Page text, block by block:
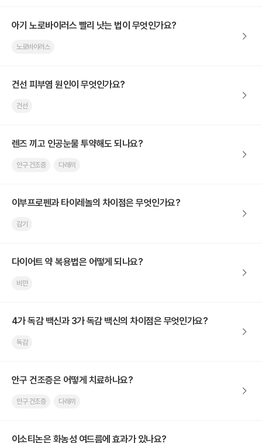
아기 노로바이러스 빨리 낫는 법이 무엇인가요?
노로바이러스
건선 피부염 원인이 무엇인가요?
건선
렌즈 끼고 인공눈물 투약해도 되나요?
안구 건조증 다래끼
이부프로펜과 타이레놀의 차이점은 무엇인가요?
감기
다이어트 약 복용법은 어떻게 되나요?
비만
4가 독감 백신과 3가 독감 백신의 차이점은 무엇인가요?
독감
안구 건조증은 어떻게 치료하나요?
안구 건조증 다래끼
이소티논은 화농성 여드름에 효과가 있나요?